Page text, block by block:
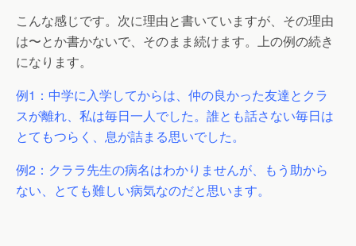
こんな感じです。次に理由と書いていますが、その理由
は〜とか書かないで、そのまま続けます。上の例の続き
になります。
例1：中学に入学してからは、仲の良かった友達とクラ
スが離れ、私は毎日一人でした。誰とも話さない毎日は
とてもつらく、息が詰まる思いでした。
例2：クララ先生の病名はわかりませんが、もう助から
ない、とても難しい病気なのだと思います。